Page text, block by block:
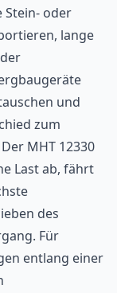
Stein- oder
lange
und
zum
MHT 12330
Last ab, fährt
des
Für
entlang einer